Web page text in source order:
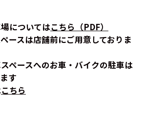
についてはこちら（PDF）
ースは店舗前にご用意しておりま
ペースへのお車・バイクの駐車は
す
こちら